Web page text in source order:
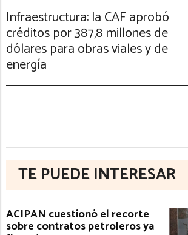
Infraestructura: la CAF aprobó
créditos por 387,8 millones de
dólares para obras viales y de
energía
TE PUEDE INTERESAR
ACIPAN cuestionó el recorte
sobre contratos petroleros ya